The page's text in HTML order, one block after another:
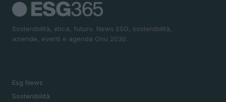
Sostenibilità, etica, futuro. News ESG, sostenibilità,
aziende, eventi e agenda Onu 2030.
Esg News
Sostenibilità